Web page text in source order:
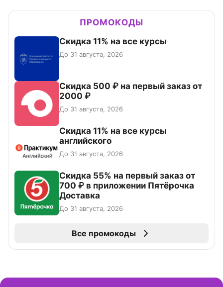
ПРОМОКОДЫ
Скидка 11% на все курсы
До 31 августа, 2026
Скидка 500 ₽ на первый заказ от
2000 ₽
До 31 августа, 2026
Скидка 11% на все курсы
английского
До 31 августа, 2026
Скидка 55% на первый заказ от
700 ₽ в приложении Пятёрочка
Доставка
До 31 августа, 2026
Все промокоды